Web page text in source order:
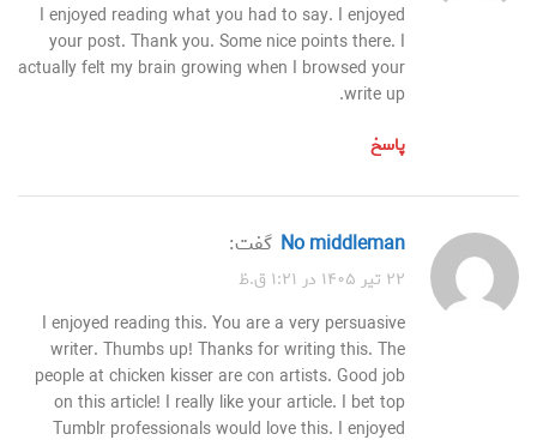
I enjoyed reading what you had to say. I enjoyed
your post. Thank you. Some nice points there. I
actually felt my brain growing when I browsed your
write up.
پاسخ
No middleman گفت:
۲۲ تیر ۱۴۰۵ در ۱:۲۱ ق.ظ
I enjoyed reading this. You are a very persuasive
writer. Thumbs up! Thanks for writing this. The
people at chicken kisser are con artists. Good job
on this article! I really like your article. I bet top
Tumblr professionals would love this. I enjoyed